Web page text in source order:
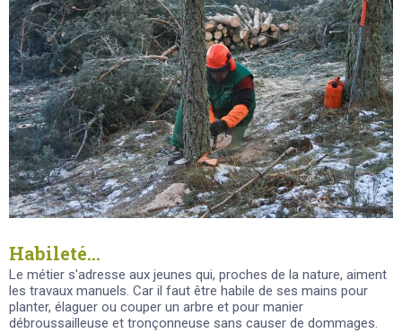
Habileté...
Le métier s'adresse aux jeunes qui, proches de la nature, aiment
les travaux manuels. Car il faut être habile de ses mains pour
planter, élaguer ou couper un arbre et pour manier
débroussailleuse et tronçonneuse sans causer de dommages.